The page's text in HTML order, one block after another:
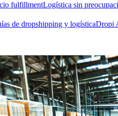
fulfillmentLogística sin
de dropshipping y logísticaDropi